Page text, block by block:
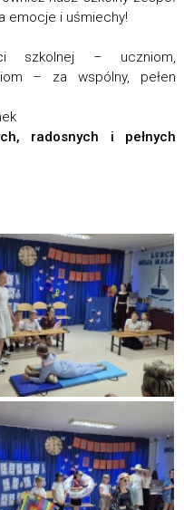
emocje i uśmiechy!
szkolnej – uczniom,
– za wspólny, pełen
radosnych i pełnych